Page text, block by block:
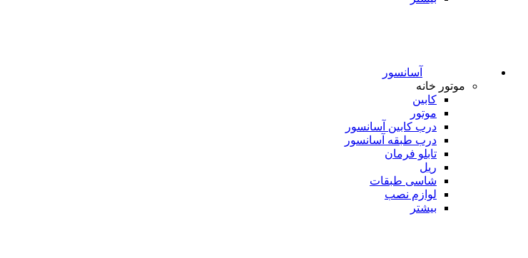
آسانسور
موتور خانه
کابین
موتور
درب کابین آسانسور
درب طبقه آسانسور
تابلو فرمان
ریل
شاسی طبقات
لوازم نصب
بیشتر